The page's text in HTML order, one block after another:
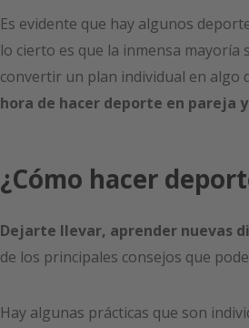
Es evidente que hay algunos
lo cierto es que la inmensa
convertir un plan individual en algo
hora de hacer deporte en pareja
¿Cómo hacer
Dejarte llevar, aprender nuevas
de los principales consejos que
Hay algunas prácticas que son